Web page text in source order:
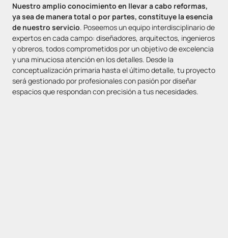
Nuestro amplio conocimiento en llevar a cabo reformas,
ya sea de manera total o por partes, constituye la esencia
de nuestro servicio. Poseemos un equipo interdisciplinario de
expertos en cada campo: diseñadores, arquitectos, ingenieros
y obreros, todos comprometidos por un objetivo de excelencia
y una minuciosa atención en los detalles. Desde la
conceptualización primaria hasta el último detalle, tu proyecto
será gestionado por profesionales con pasión por diseñar
espacios que respondan con precisión a tus necesidades.